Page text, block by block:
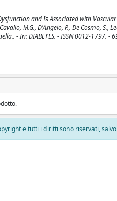
and Is Associated with
M.G., D'Angelo, P., De Cosmo, S.,
- In: DIABETES. - ISSN 0012-1797. -
e tutti i diritti sono riservati,